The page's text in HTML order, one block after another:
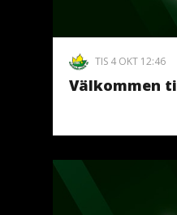
TIS 4 OKT 12:46
Välkommen